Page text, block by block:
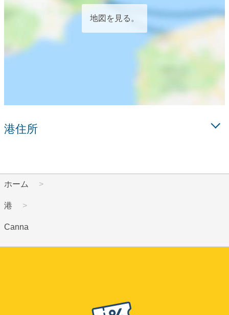
地図を見る。
港住所
ホーム
港
Canna